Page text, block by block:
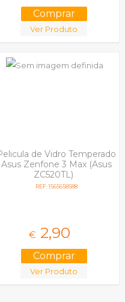
Ver Produto
de Vidro Temperado
Asus Zenfone 3 Max (Asus
ZC520TL)
REF: 1565658588
€ 2,90
Ver Produto